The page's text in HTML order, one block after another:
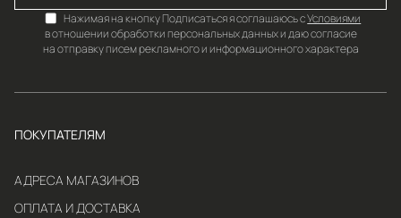
Нажимая на кнопку Подписаться я соглашаюсь сУсловиями
в отношении обработки персональных данных и даю согласие
на отправку писем рекламного и информационного характера
ПОКУПАТЕЛЯМ
АДРЕСА МАГАЗИНОВ
ОПЛАТА И ДОСТАВКА